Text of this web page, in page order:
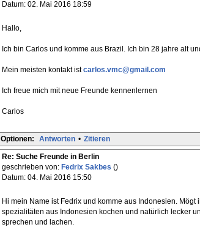
Datum: 02. Mai 2016 18:59
Hallo,
Ich bin Carlos und komme aus Brazil. Ich bin 28 jahre alt
Mein meisten kontakt istcarlos.vmc@gmail.com
Ich freue mich mit neue Freunde kennenlernen
Carlos
Optionen: Antworten • Zitieren
Re: Suche Freunde in Berlin
geschrieben von: Fedrix Sakbes ()
Datum: 04. Mai 2016 15:50
Hi mein Name ist Fedrix und komme aus Indonesien.
spezialitäten aus Indonesien kochen und natürlich lecker
sprechen und lachen.